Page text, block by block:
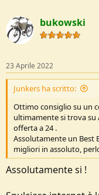
https://www.klavius.it/
coltello di qualità
adatta a te. Quindi ora
questo coltello è un all-
Poi col tempo, leggi,
Qui una bella
non soffrono
tecnologico):
https://
review/
c
t
i
o
s
:
bukowski
23 Aprile 2022
Junkers ha scritto:
Ottimo consiglio su un
ultimamente si trova su
offerta a 24 .
Assolutamente un Best
migliori in assoluto,
Assolutamente si !